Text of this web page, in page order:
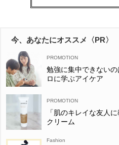
今、あなたにオススメ〈PR〉
勉強に集中できない
ロに学ぶアイケア
「肌のキレイな友人
クリーム
Fashion